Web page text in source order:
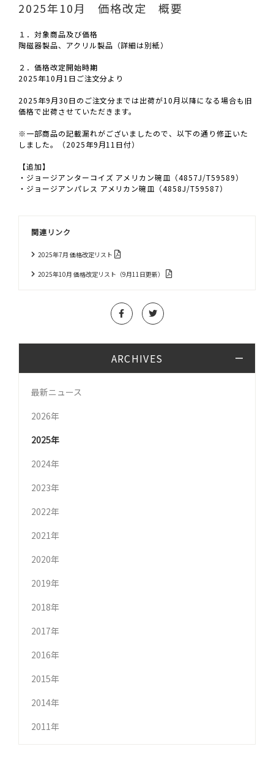
2025年10月 価格改定 概要
１．対象商品及び価格
陶磁器製品、アクリル製品（詳細は別紙）
２．価格改定開始時期
2025年10月1日ご注文分より
2025年9月30日のご注文分までは出荷が10月以降になる場合も旧
価格で出荷させていただきます。
※一部商品の記載漏れがございましたので、以下の通り修正いた
しました。（2025年9月11日付）
【追加】
・ジョージアンターコイズ アメリカン碗皿（4857J/T59589）
・ジョージアンパレス アメリカン碗皿（4858J/T59587）
関連リンク
2025年7月 価格改定リスト
2025年10月 価格改定リスト（9月11日更新）
ARCHIVES
最新ニュース
2026年
2025年
2024年
2023年
2022年
2021年
2020年
2019年
2018年
2017年
2016年
2015年
2014年
2011年